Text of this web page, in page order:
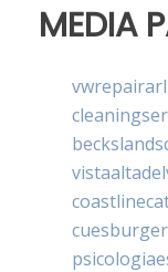
MEDIA